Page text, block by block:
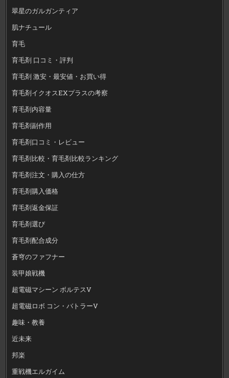
翠星のガルガンティア
肌ナチュール
育毛
育毛剤 口コミ・評判
育毛剤 激安・最安値・お買い得
育毛剤イクオスEXプラスの考察
育毛剤内容量
育毛剤副作用
育毛剤口コミ・レビュー
育毛剤比較・育毛剤比較ランキング
育毛剤注文・購入の仕方
育毛剤購入価格
育毛剤返金保証
育毛剤選び
育毛剤配合成分
蒼穹のファフナー
装甲娘戦機
超電磁マシーン ボルテスV
超電磁ロボ コン・バトラーV
趣味・教養
近未来
邦楽
重戦機エルガイム